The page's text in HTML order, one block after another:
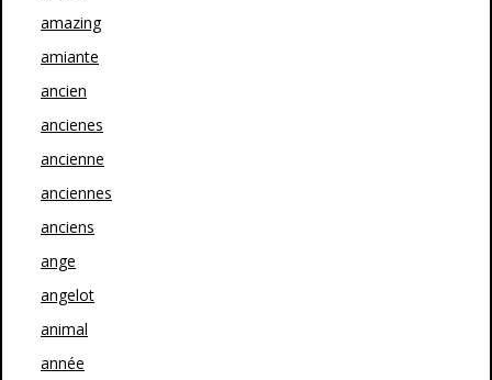
amazing
amiante
ancien
ancienes
ancienne
anciennes
anciens
ange
angelot
animal
année